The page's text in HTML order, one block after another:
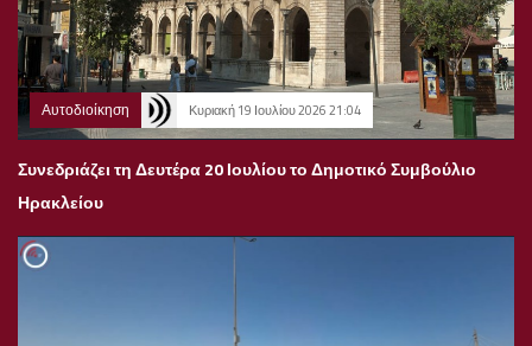
Αυτοδιοίκηση Κυριακή 19 Ιουλίου 2026 21:04
Συνεδριάζει τη Δευτέρα 20 Ιουλίου το Δημοτικό Συμβούλιο
Ηρακλείου